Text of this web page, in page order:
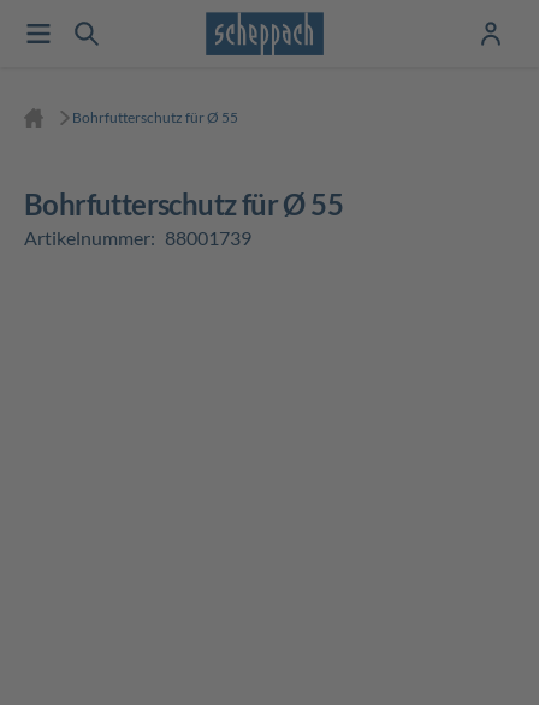
Bohrfutterschutz für Ø 55
Bohrfutterschutz für Ø 55
Artikelnummer: 88001739